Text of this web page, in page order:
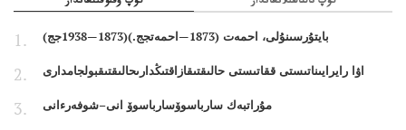
بايتۇرسىنۇلى، احمەت (1873—احمەتجج.)(1873—1938جج)
اۋا رايرايىناتىستى ققاتىستى حالىقتىقازاقتىڭدارىحالىقتىقبولجامدارى
مۇراتبەك سارباسوۆسارباسوۆ انى–شوفەرءانى